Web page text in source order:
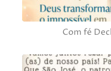
Com fé